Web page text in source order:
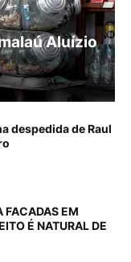
Aluízio
despedida de Raul
FACADAS EM
É NATURAL DE